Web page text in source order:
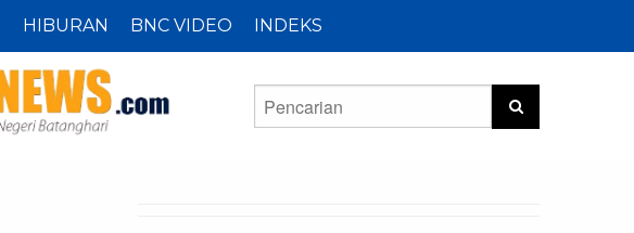
HIBURAN BNC VIDEO INDEKS